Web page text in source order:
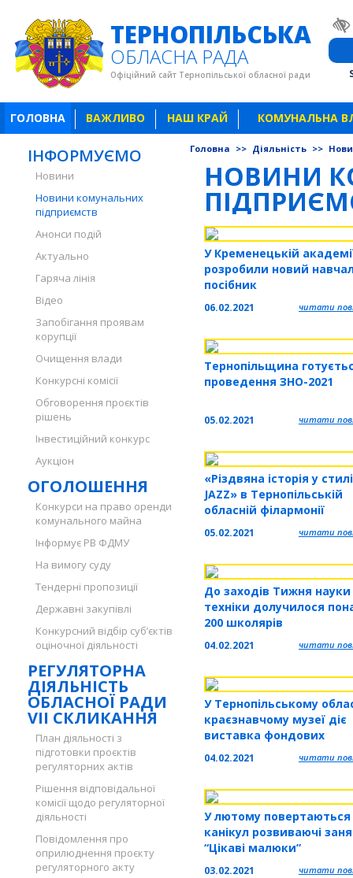
ТЕРНОПІЛЬСЬКА
ОБЛАСНА РАДА
Офіційний сайт Тернопільської обласної ради
ГОЛОВНА ВАЖЛИВО НАШ КРАЙ КОМУНАЛЬНА
ІНФОРМУЄМО
Новини
Новини комунальних
підприємств
Анонси подій
Актуально
Гаряча лінія
Відео
Запобігання проявам
корупції
Очищення влади
Конкурсні комісії
Обговорення проєктів
рішень
Інвестиційний конкурс
Аукціон
ОГОЛОШЕННЯ
Конкурси на право оренди
комунального майна
Інформує РВ ФДМУ
На вимогу суду
Тендерні пропозиції
Державні закупівлі
Конкурсний відбір суб’єктів
оціночної діяльності
РЕГУЛЯТОРНА
ДІЯЛЬНІСТЬ
ОБЛАСНОЇ РАДИ
VII СКЛИКАННЯ
План діяльності з
підготовки проєктів
регуляторних актів
Рішення відповідальної
комісії щодо регуляторної
діяльності
Повідомлення про
оприлюднення проєкту
регуляторного акту
Головна >> Діяльність >>
НОВИНИ
У Кременецькій
розробили новий
посібник
06.02.2021 читати
Тернопільщина
проведення ЗНО-2021
05.02.2021 читати
«Різдвяна історія у стилі
JAZZ» в Тернопільській
обласній філармонії
05.02.2021 читати
До заходів Тижня науки
техніки долучилося
200 школярів
04.02.2021 читати
У Тернопільському
краєзнавчому музеї діє
виставка фондових
матеріалів «Янголе
зупинись…»
04.02.2021 читати
У лютому повертаються
канікул розвиваючі
“Цікаві малюки”
03.02.2021 читати